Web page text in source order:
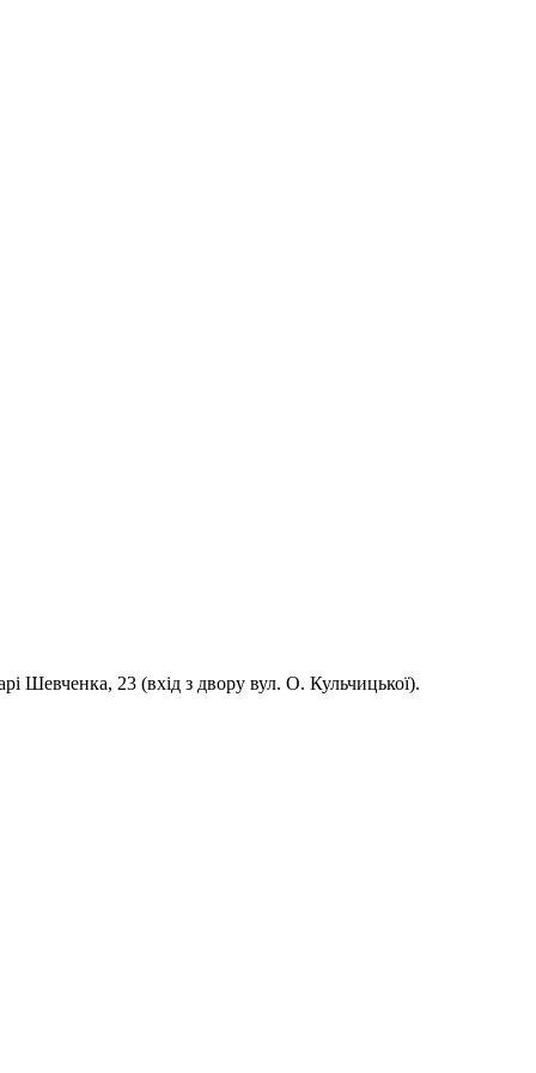
Шевченка, 23 (вхід з двору вул. О. Кульчицької).